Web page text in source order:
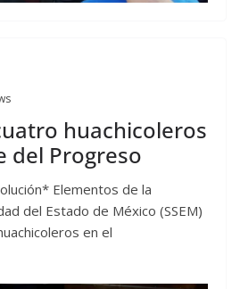
huachicoleros
del Progreso
Elementos de la
del Estado de México (SSEM)
en el